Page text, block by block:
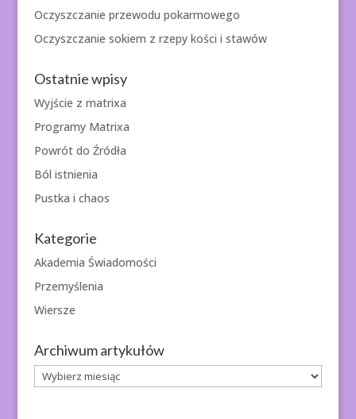
Oczyszczanie przewodu pokarmowego
Oczyszczanie sokiem z rzepy kości i stawów
Ostatnie wpisy
Wyjście z matrixa
Programy Matrixa
Powrót do Źródła
Ból istnienia
Pustka i chaos
Kategorie
Akademia Świadomości
Przemyślenia
Wiersze
Archiwum artykułów
Archiwum
artykułów